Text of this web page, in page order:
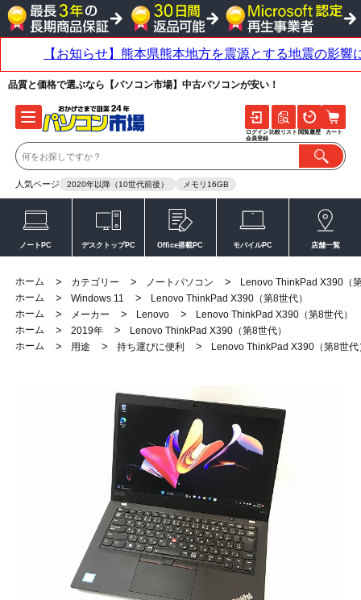
品質と価格で選ぶなら【パソコン市場】中古パソコンが安い！
人気ページ 2020年以降（10世代前後） メモリ16GB
ログイン
会員登録
比較リスト 閲覧履歴 カート
ノートPC デスクトップPC Office搭載PC モバイルPC 店舗一覧
ホーム > カテゴリー > ノートパソコン >
Lenovo ThinkPad X390（
ホーム
> Windows 11 >
Lenovo ThinkPad X390（第8世代）
ホーム
> メーカー > Lenovo >
Lenovo ThinkPad X390（第8世代）
ホーム
> 2019年 >
Lenovo ThinkPad X390（第8世代）
ホーム
> 用途 > 持ち運びに便利 > Lenovo ThinkPad X390（第8世代